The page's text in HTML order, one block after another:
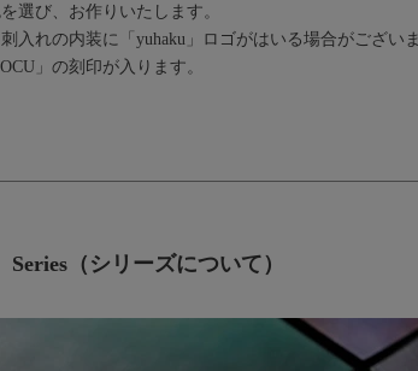
選び、お作りいたします。
入れの内装に「yuhaku」ロゴがはいる場合がござい
」の刻印が入ります。
Series（シリーズについて）